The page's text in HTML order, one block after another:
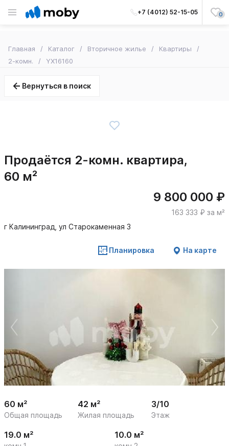
+7 (4012) 52-15-05 0
Главная Каталог Вторичное жилье
Квартиры
2-комн.
YX16160
Вернуться в поиск
Продаётся 2-комн. квартира,
60 м²
9 800 000 ₽
163 333 ₽ за м²
г Калининград, ул Старокаменная 3
Планировка На карте
60 м²
Общая площадь
42 м²
Жилая площадь
3/10
Этаж
19.0 м² 10.0 м²